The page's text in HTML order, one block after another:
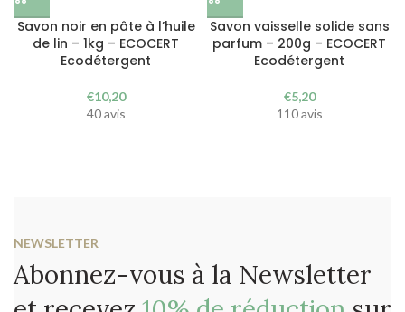
Savon noir en pâte à l’huile
de lin – 1kg – ECOCERT
Ecodétergent
€10,20
40 avis
Savon vaisselle solide sans
parfum – 200g – ECOCERT
Ecodétergent
€5,20
110 avis
NEWSLETTER
Abonnez-vous à la Newsletter